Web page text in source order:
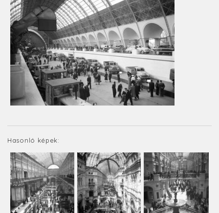
Hasonló képek: